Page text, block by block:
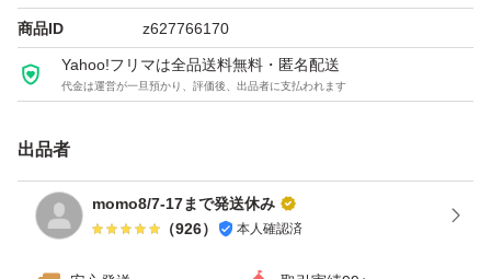
商品ID z627766170
Yahoo!フリマは全品送料無料・匿名配送
代金は運営が一旦預かり、評価後、出品者に支払われます
出品者
momo8/7-17まで発送休み
（926） 本人確認済